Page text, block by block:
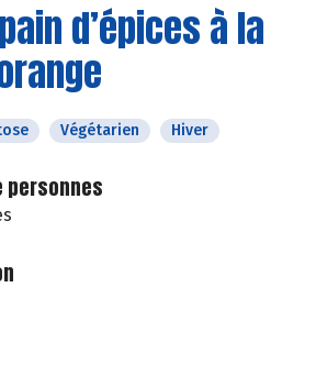
d’épices à la
Végétarien Hiver
personnes